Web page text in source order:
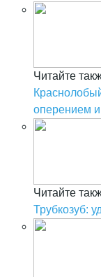
Читайте
оперением
Читайте
Трубкозуб: